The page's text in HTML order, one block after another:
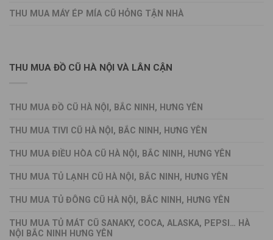
THU MUA MÁY ÉP MÍA CŨ HỎNG TẬN NHÀ
THU MUA ĐỒ CŨ HÀ NỘI VÀ LÂN CẬN
THU MUA ĐỒ CŨ HÀ NỘI, BẮC NINH, HƯNG YÊN
THU MUA TIVI CŨ HÀ NỘI, BẮC NINH, HƯNG YÊN
THU MUA ĐIỀU HÒA CŨ HÀ NỘI, BẮC NINH, HƯNG YÊN
THU MUA TỦ LẠNH CŨ HÀ NỘI, BẮC NINH, HƯNG YÊN
THU MUA TỦ ĐÔNG CŨ HÀ NỘI, BẮC NINH, HƯNG YÊN
THU MUA TỦ MÁT CŨ SANAKY, COCA, ALASKA, PEPSI… HÀ
NỘI BẮC NINH HƯNG YÊN